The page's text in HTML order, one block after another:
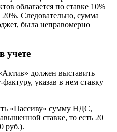
облагается по ставке 10%
Следовательно, сумма
была неправомерно
учете
должен выставить
указав в нем ставку
«Пассиву» сумму НДС,
ставке, то есть 20
руб.).